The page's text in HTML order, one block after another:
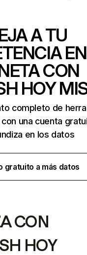
A TU
CON
HOY
completo de
una cuenta
en los datos
gratuito a más datos
CON
HOY